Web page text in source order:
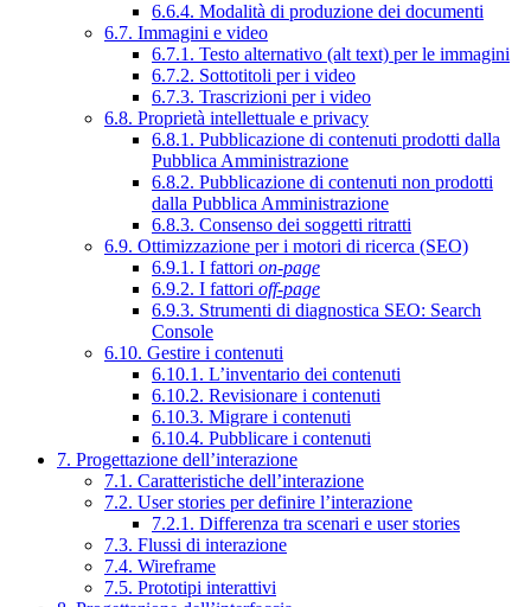
6.6.4. Modalità di produzione dei documenti
6.7. Immagini e video
6.7.1. Testo alternativo (alt text) per le immagini
6.7.2. Sottotitoli per i video
6.7.3. Trascrizioni per i video
6.8. Proprietà intellettuale e privacy
6.8.1. Pubblicazione di contenuti prodotti dalla
Pubblica Amministrazione
6.8.2. Pubblicazione di contenuti non prodotti
dalla Pubblica Amministrazione
6.8.3. Consenso dei soggetti ritratti
6.9. Ottimizzazione per i motori di ricerca (SEO)
6.9.1. I fattori on-page
6.9.2. I fattori off-page
6.9.3. Strumenti di diagnostica SEO: Search
Console
6.10. Gestire i contenuti
6.10.1. L’inventario dei contenuti
6.10.2. Revisionare i contenuti
6.10.3. Migrare i contenuti
6.10.4. Pubblicare i contenuti
7. Progettazione dell’interazione
7.1. Caratteristiche dell’interazione
7.2. User stories per definire l’interazione
7.2.1. Differenza tra scenari e user stories
7.3. Flussi di interazione
7.4. Wireframe
7.5. Prototipi interattivi